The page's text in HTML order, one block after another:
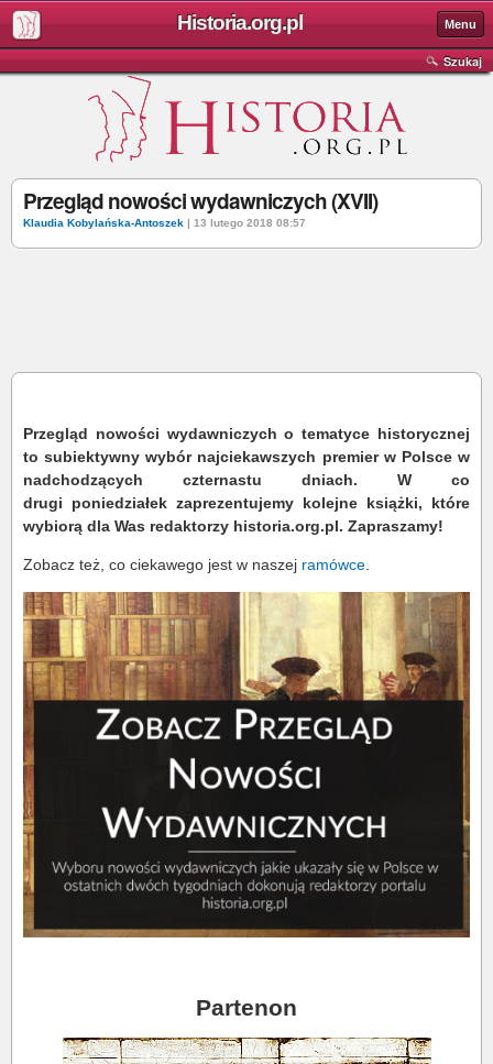
Historia.org.pl Menu
Szukaj
Przegląd nowości wydawniczych (XVII)
Klaudia Kobylańska-Antoszek | 13 lutego 2018 08:57
Przegląd nowości wydawniczych o tematyce historycznej
to subiektywny wybór najciekawszych premier w Polsce w
nadchodzących czternastu dniach. W co
drugi poniedziałek zaprezentujemy kolejne książki, które
wybiorą dla Was redaktorzy historia.org.pl. Zapraszamy!
Zobacz też, co ciekawego jest w naszej ramówce
Partenon